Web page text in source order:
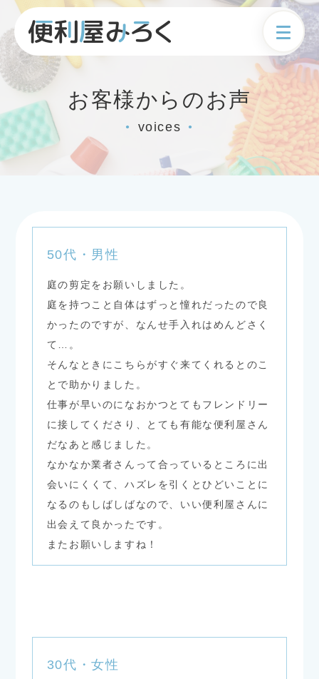
お客様からのお声
● voices ●
50代・男性
庭の剪定をお願いしました。
庭を持つこと自体はずっと憧れだったので良
かったのですが、なんせ手入れはめんどさく
て…。
そんなときにこちらがすぐ来てくれるとのこ
とで助かりました。
仕事が早いのになおかつとてもフレンドリー
に接してくださり、とても有能な便利屋さん
だなあと感じました。
なかなか業者さんって合っているところに出
会いにくくて、ハズレを引くとひどいことに
なるのもしばしばなので、いい便利屋さんに
出会えて良かったです。
またお願いしますね！
30代・女性